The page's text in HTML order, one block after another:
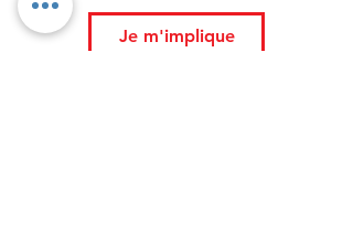
Je m'implique